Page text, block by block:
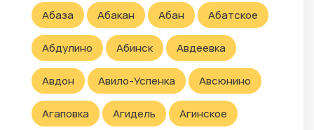
Абаза Абакан Абан Абатское
Абдулино Абинск Авдеевка
Авдон Авило-Успенка Авсюнино
Агаповка Агидель Агинское